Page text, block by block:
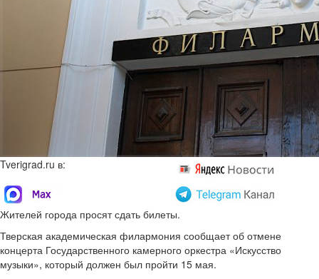
Tverigrad.ru в:
Жителей города просят сдать билеты.
Тверская академическая филармония сообщает об отмене
концерта Государственного камерного оркестра «Искусство
музыки», который должен был пройти 15 мая.